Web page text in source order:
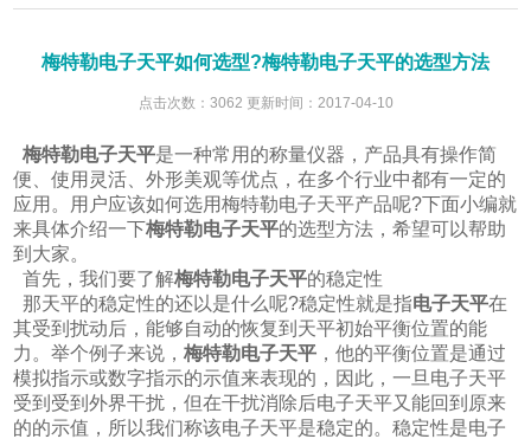
梅特勒电子天平如何选型?梅特勒电子天平的选型方法
点击次数：3062 更新时间：2017-04-10
梅特勒电子天平是一种常用的称量仪器，产品具有操作简
便、使用灵活、外形美观等优点，在多个行业中都有一定的
应用。用户应该如何选用梅特勒电子天平产品呢?下面小编就
来具体介绍一下梅特勒电子天平的选型方法，希望可以帮助
到大家。
首先，我们要了解梅特勒电子天平的稳定性
那天平的稳定性的还以是什么呢?稳定性就是指电子天平在
其受到扰动后，能够自动的恢复到天平初始平衡位置的能
力。举个例子来说，梅特勒电子天平 ，他的平衡位置是通过
模拟指示或数字指示的示值来表现的，因此，一旦电子天平
受到受到外界干扰，但在干扰消除后电子天平又能回到原来
的的示值，所以我们称该电子天平是稳定的。稳定性是电子